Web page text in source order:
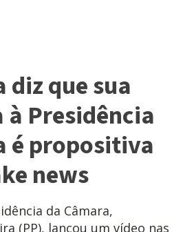
que sua
Presidência
é propositiva
news
da Câmara,
(PP), lançou um vídeo nas